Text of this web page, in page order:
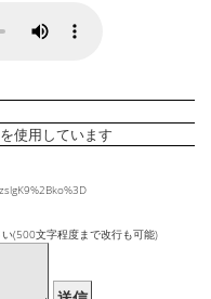
使用しています
(500文字程度まで改行も可能)